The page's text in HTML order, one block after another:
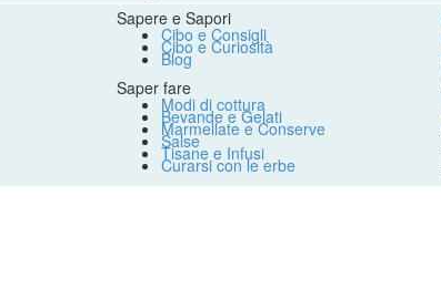
Sapere e Sapori
Cibo e Consigli
Cibo e Curiosità
Blog
Saper fare
Modi di cottura
Bevande e Gelati
Marmellate e Conserve
Salse
Tisane e Infusi
Curarsi con le erbe